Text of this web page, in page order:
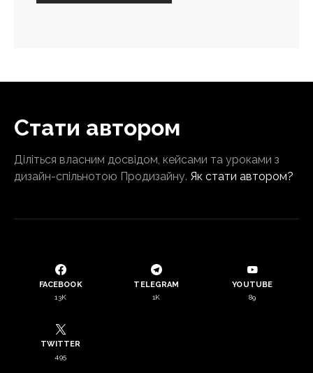
Стати автором
Діліться власним досвідом, кейсами та уроками з
дизайн-спільнотою Продизайну. Як стати автором?
FACEBOOK
13K
TELEGRAM
1K
YOUTUBE
89
TWITTER
495